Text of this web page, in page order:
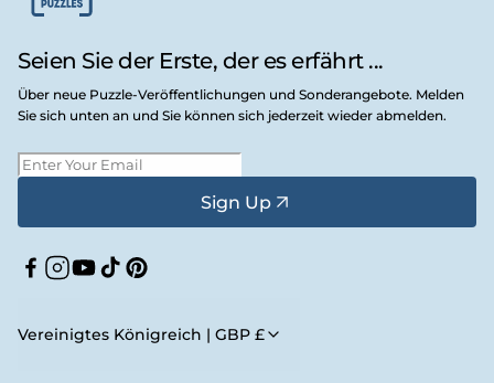
Seien Sie der Erste, der es erfährt ...
Über neue Puzzle-Veröffentlichungen und Sonderangebote. Melden
Sie sich unten an und Sie können sich jederzeit wieder abmelden.
Sign Up
Facebook
Instagram
YouTube
TikTokPinterest
Vereinigtes Königreich | GBP £